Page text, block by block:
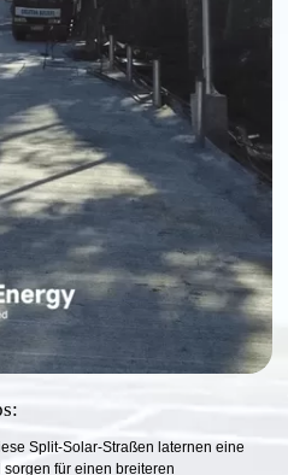
Split-Solar-Straßen laternen eine
für einen breiteren